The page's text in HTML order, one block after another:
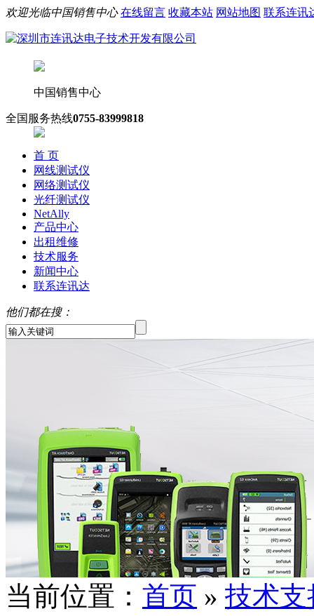
欢迎光临中国销售中心 在线留言 收藏本站 网站地图 联系连讯
中国销售中心
全国服务热线0755-83999818
首 页
网线测试仪
网络测试仪
光纤测试仪
NetAlly
产品中心
出租维修
技术服务
新闻中心
联系连讯达
他们都在搜：
当前位置： 首页 » 技术支